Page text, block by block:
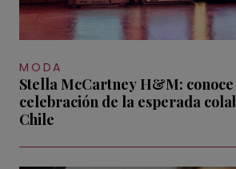
MODA
Stella McCartney H&M:
celebración de la esperada
Chile